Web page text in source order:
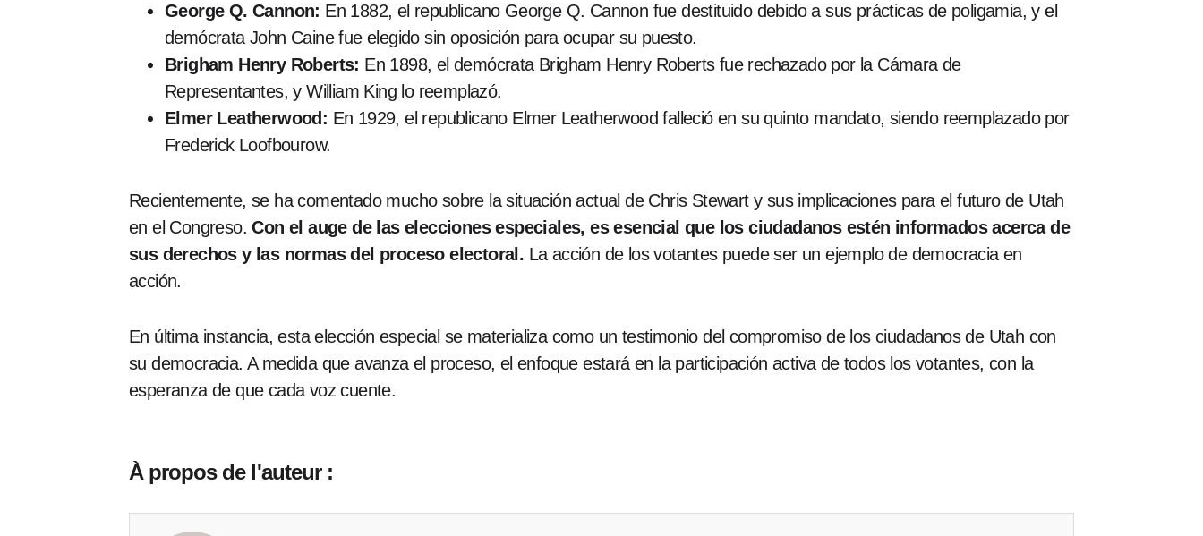
George Q. Cannon: En 1882, el republicano George Q. Cannon fue destituido debido a sus prácticas de poligamia, y el
demócrata John Caine fue elegido sin oposición para ocupar su puesto.
Brigham Henry Roberts: En 1898, el demócrata Brigham Henry Roberts fue rechazado por la Cámara de
Representantes, y William King lo reemplazó.
Elmer Leatherwood: En 1929, el republicano Elmer Leatherwood falleció en su quinto mandato, siendo reemplazado por
Frederick Loofbourow.
Recientemente, se ha comentado mucho sobre la situación actual de Chris Stewart y sus implicaciones para el futuro de Utah
en el Congreso.Con el auge de las elecciones especiales, es esencial que los ciudadanos estén informados acerca de
sus derechos y las normas del proceso electoral. La acción de los votantes puede ser un ejemplo de democracia en
acción.
En última instancia, esta elección especial se materializa como un testimonio del compromiso de los ciudadanos de Utah con
su democracia. A medida que avanza el proceso, el enfoque estará en la participación activa de todos los votantes, con la
esperanza de que cada voz cuente.
À propos de l'auteur :